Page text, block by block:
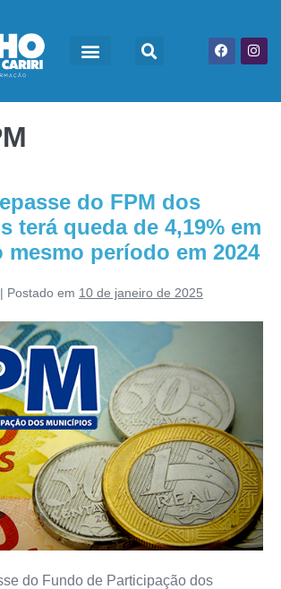
do FPM dos
terá queda de 4,19% em
mesmo período em 2024
| Postado em 10 de janeiro de 2025
do Fundo de Participação dos